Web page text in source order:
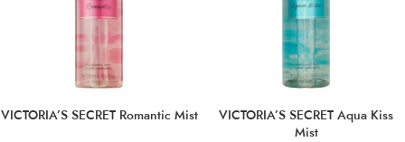
VICTORIA’S SECRET Romantic Mist
VICTORIA’S SECRET Aqua Kiss
Mist